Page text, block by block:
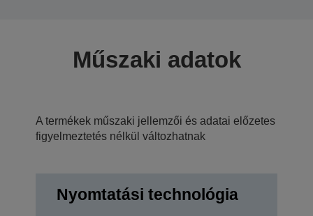
Műszaki adatok
A termékek műszaki jellemzői és adatai előzetes
figyelmeztetés nélkül változhatnak
Nyomtatási technológia